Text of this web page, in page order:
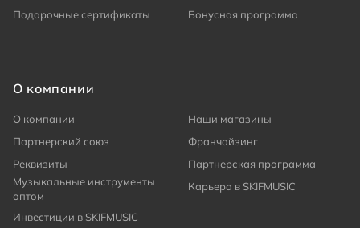
Подарочные сертификаты
Бонусная программа
О компании
О компании
Наши магазины
Партнерский союз
Франчайзинг
Реквизиты
Партнерская программа
Музыкальные инструменты
оптом
Карьера в SKIFMUSIC
Инвестиции в SKIFMUSIC